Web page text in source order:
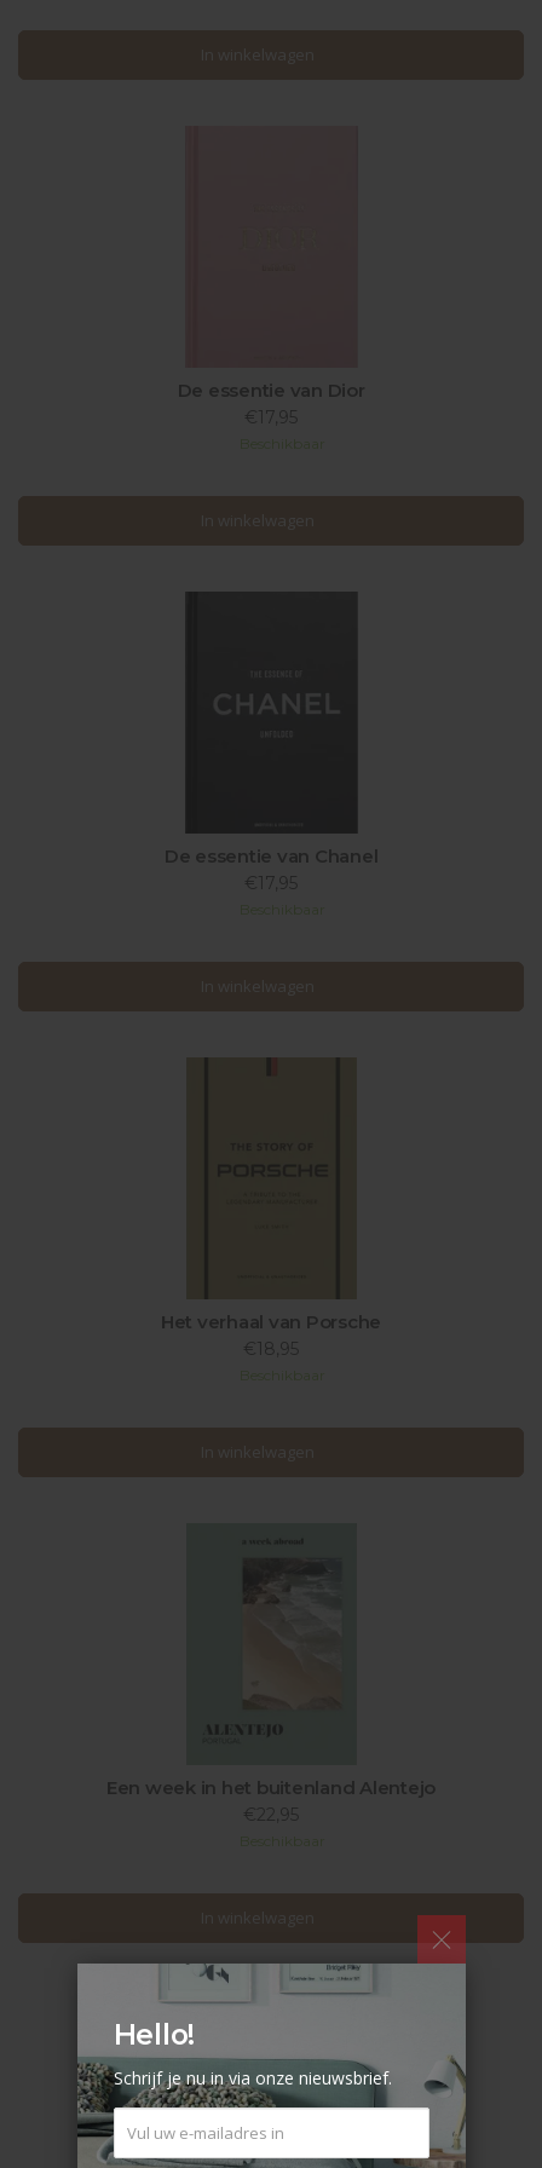
Hello!
Schrijf je nu in via onze nieuwsbrief.
In winkelwagen
In winkelwagen
De essentie van Dior
€17,95
Beschikbaar
In winkelwagen
In winkelwagen
De essentie van Chanel
€17,95
Beschikbaar
In winkelwagen
In winkelwagen
Het verhaal van Porsche
€18,95
Beschikbaar
In winkelwagen
In winkelwagen
Een week in het buitenland Alentejo
€22,95
Beschikbaar
In winkelwagen
In winkelwagen